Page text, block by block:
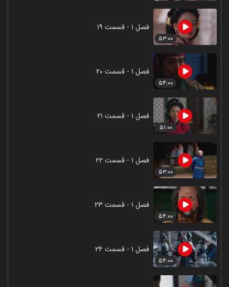
۵۳:۰۰
فصل ۱ - قسمت ۱۹
۵۴:۰۰
فصل ۱ - قسمت ۲۰
۵۱:۰۰
فصل ۱ - قسمت ۲۱
۵۳:۰۰
فصل ۱ - قسمت ۲۲
۵۴:۰۰
فصل ۱ - قسمت ۲۳
۵۴:۰۰
فصل ۱ - قسمت ۲۴